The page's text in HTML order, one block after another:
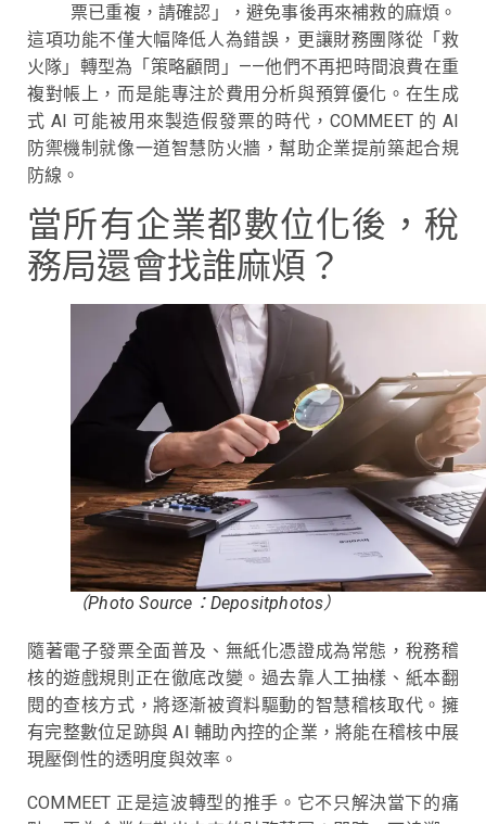
票已重複，請確認」，避免事後再來補救的麻煩。
這項功能不僅大幅降低人為錯誤，更讓財務團隊從「救
火隊」轉型為「策略顧問」——他們不再把時間浪費在重
複對帳上，而是能專注於費用分析與預算優化。在生成
式 AI 可能被用來製造假發票的時代，COMMEET 的 AI
防禦機制就像一道智慧防火牆，幫助企業提前築起合規
防線。
當所有企業都數位化後，稅
務局還會找誰麻煩？
（Photo Source：Depositphotos）
隨著電子發票全面普及、無紙化憑證成為常態，稅務稽
核的遊戲規則正在徹底改變。過去靠人工抽樣、紙本翻
閱的查核方式，將逐漸被資料驅動的智慧稽核取代。擁
有完整數位足跡與 AI 輔助內控的企業，將能在稽核中展
現壓倒性的透明度與效率。
COMMEET 正是這波轉型的推手。它不只解決當下的痛